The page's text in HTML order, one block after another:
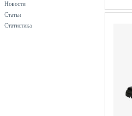
Новости
Статьи
Статистика